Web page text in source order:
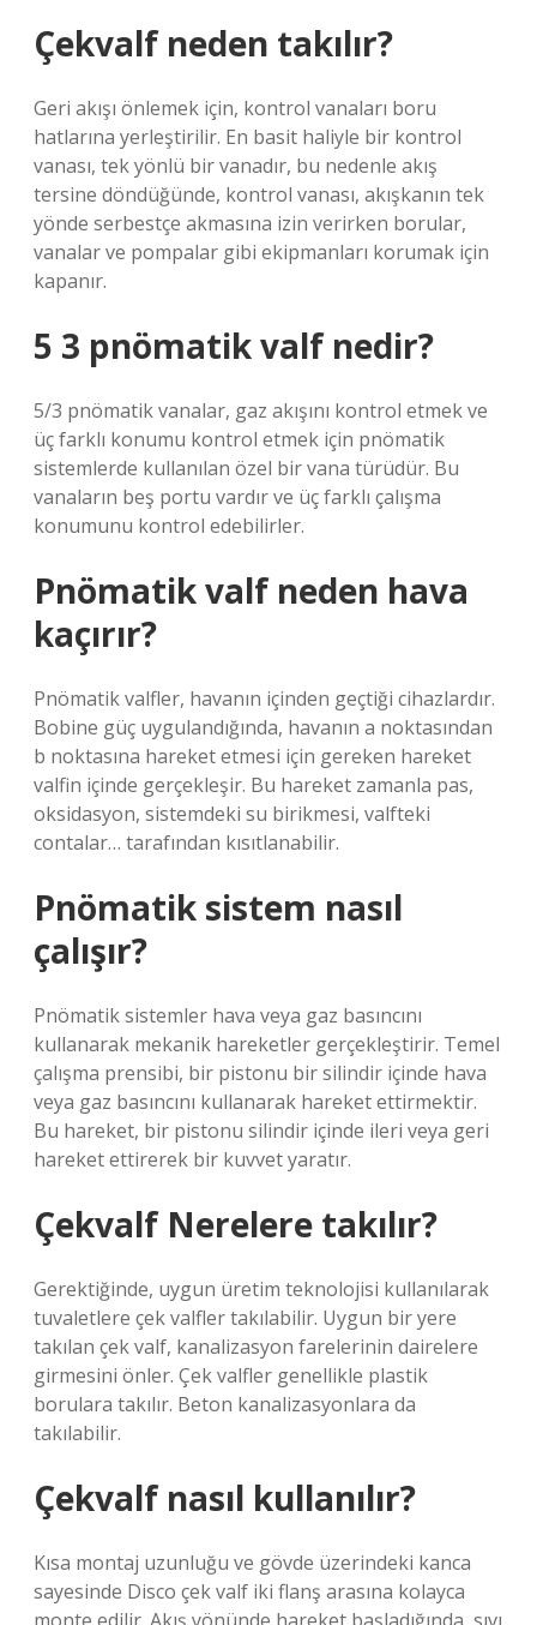
Çekvalf neden takılır?
Geri akışı önlemek için, kontrol vanaları boru
hatlarına yerleştirilir. En basit haliyle bir kontrol
vanası, tek yönlü bir vanadır, bu nedenle akış
tersine döndüğünde, kontrol vanası, akışkanın tek
yönde serbestçe akmasına izin verirken borular,
vanalar ve pompalar gibi ekipmanları korumak için
kapanır.
5 3 pnömatik valf nedir?
5/3 pnömatik vanalar, gaz akışını kontrol etmek ve
üç farklı konumu kontrol etmek için pnömatik
sistemlerde kullanılan özel bir vana türüdür. Bu
vanaların beş portu vardır ve üç farklı çalışma
konumunu kontrol edebilirler.
Pnömatik valf neden hava
kaçırır?
Pnömatik valfler, havanın içinden geçtiği cihazlardır.
Bobine güç uygulandığında, havanın a noktasından
b noktasına hareket etmesi için gereken hareket
valfin içinde gerçekleşir. Bu hareket zamanla pas,
oksidasyon, sistemdeki su birikmesi, valfteki
contalar… tarafından kısıtlanabilir.
Pnömatik sistem nasıl
çalışır?
Pnömatik sistemler hava veya gaz basıncını
kullanarak mekanik hareketler gerçekleştirir. Temel
çalışma prensibi, bir pistonu bir silindir içinde hava
veya gaz basıncını kullanarak hareket ettirmektir.
Bu hareket, bir pistonu silindir içinde ileri veya geri
hareket ettirerek bir kuvvet yaratır.
Çekvalf Nerelere takılır?
Gerektiğinde, uygun üretim teknolojisi kullanılarak
tuvaletlere çek valfler takılabilir. Uygun bir yere
takılan çek valf, kanalizasyon farelerinin dairelere
girmesini önler. Çek valfler genellikle plastik
borulara takılır. Beton kanalizasyonlara da
takılabilir.
Çekvalf nasıl kullanılır?
Kısa montaj uzunluğu ve gövde üzerindeki kanca
sayesinde Disco çek valf iki flanş arasına kolayca